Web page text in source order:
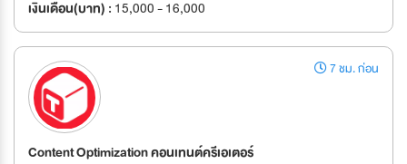
เงินเดือน(บาท) : 15,000 - 16,000
7 ชม. ก่อน
Content Optimization คอนเทนต์ครีเอเตอร์